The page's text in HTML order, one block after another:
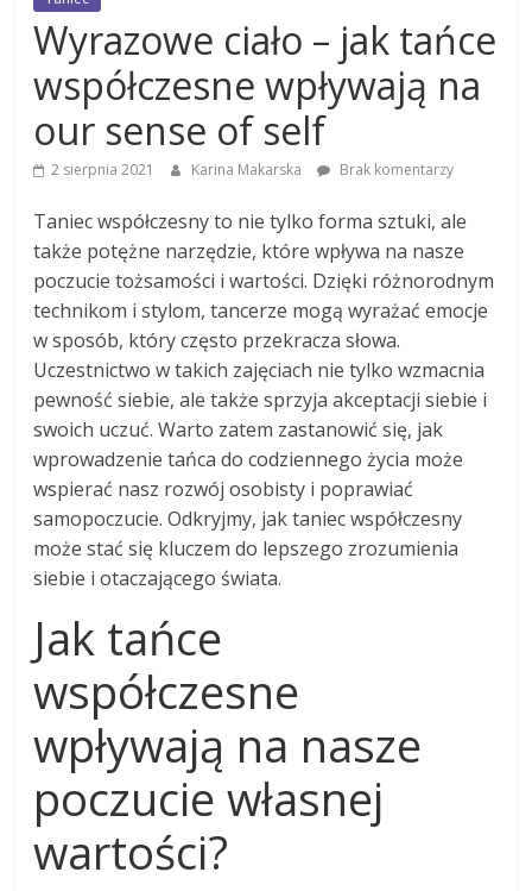
Wyrazowe ciało – jak tańce
współczesne wpływają na
our sense of self
2 sierpnia 2021 Karina Makarska Brak komentarzy
Taniec współczesny to nie tylko forma sztuki, ale
także potężne narzędzie, które wpływa na nasze
poczucie tożsamości i wartości. Dzięki różnorodnym
technikom i stylom, tancerze mogą wyrażać emocje
w sposób, który często przekracza słowa.
Uczestnictwo w takich zajęciach nie tylko wzmacnia
pewność siebie, ale także sprzyja akceptacji siebie i
swoich uczuć. Warto zatem zastanowić się, jak
wprowadzenie tańca do codziennego życia może
wspierać nasz rozwój osobisty i poprawiać
samopoczucie. Odkryjmy, jak taniec współczesny
może stać się kluczem do lepszego zrozumienia
siebie i otaczającego świata.
Jak tańce
współczesne
wpływają na nasze
poczucie własnej
wartości?